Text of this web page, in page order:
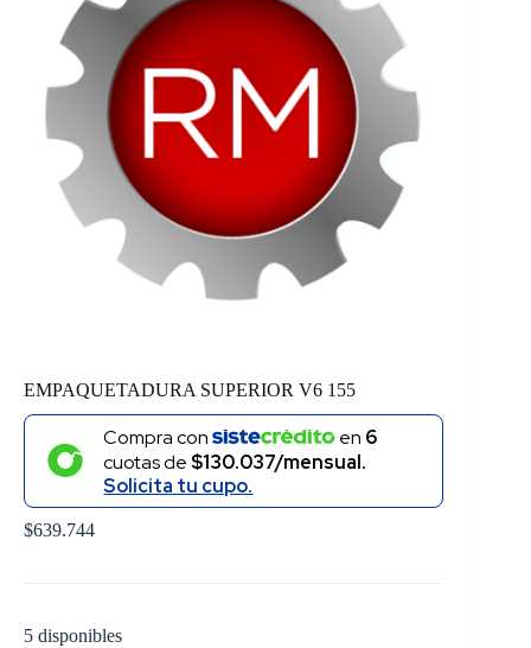
EMPAQUETADURA SUPERIOR V6 155
Compra con en 6
cuotas de $130.037/mensual.
Solicita tu cupo.
$639.744
5 disponibles